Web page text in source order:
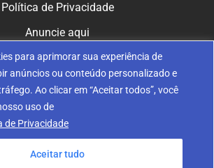
para aprimorar sua experiência de
anúncios ou conteúdo personalizado e
Ao clicar em “Aceitar todos”, você
uso de
de Privacidade
Aceitar tudo
Política de Privacidade
Anuncie aqui
NAS REDES